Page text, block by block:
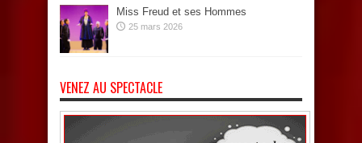
Miss Freud et ses Hommes
25 mars 2026
VENEZ AU SPECTACLE